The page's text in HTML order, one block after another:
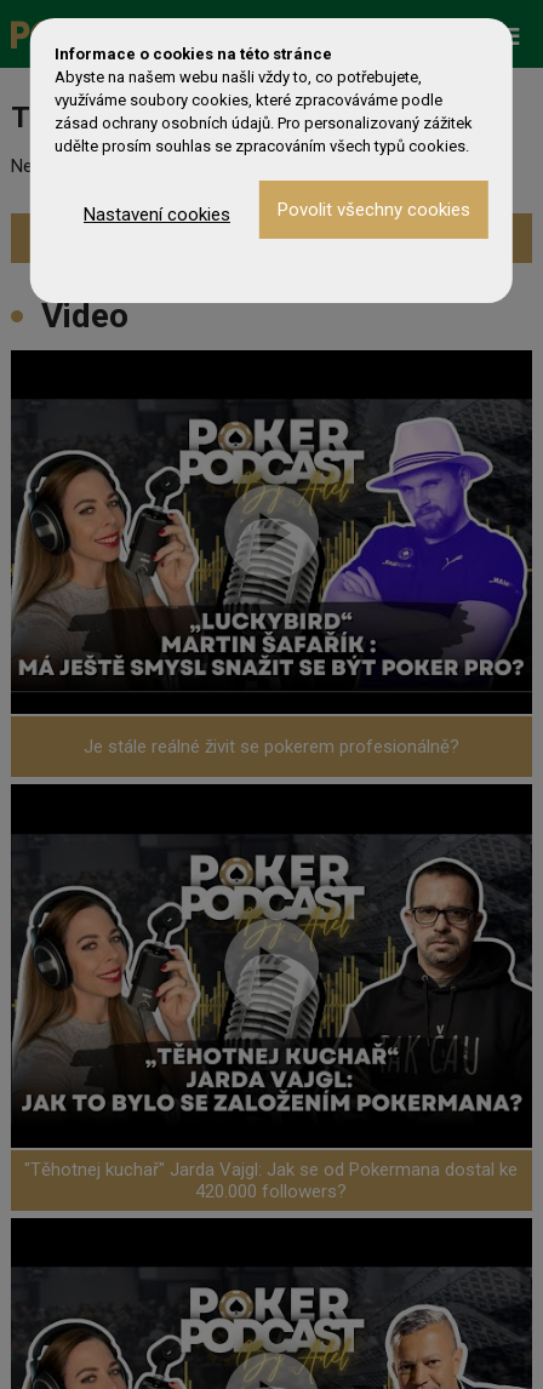
Turnaj nebyl nalezen
Nebyl nalezen odpovídající turnaj. Prevděpodobně již skončil.
Zobrazit aktuální turnaje »
Video
Je stále reálné živit se pokerem profesionálně?
"Těhotnej kuchař" Jarda Vajgl: Jak se od Pokermana dostal ke
420.000 followers?
Informace o cookies na této stránce
Abyste na našem webu našli vždy to, co potřebujete,
využíváme soubory cookies, které zpracováváme podle
zásad ochrany osobních údajů. Pro personalizovaný zážitek
udělte prosím souhlas se zpracováním všech typů cookies.
Nastavení cookies